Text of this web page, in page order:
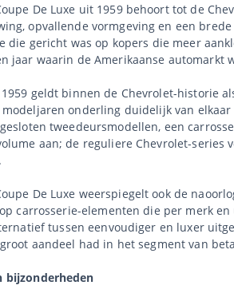
De Luxe uit 1959 behoort tot de
opvallende vormgeving en een
die gericht was op kopers die meer
jaar waarin de Amerikaanse automarkt
geldt binnen de Chevrolet-historie
onderling duidelijk van
tweedeursmodellen, een
aan; de reguliere Chevrolet-series
De Luxe weerspiegelt ook de
carrosserie-elementen die per merk
tussen eenvoudiger en luxer
aandeel had in het segment van
bijzonderheden